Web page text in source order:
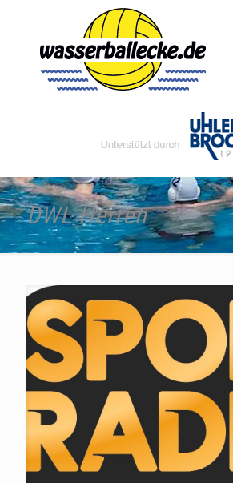
DWL Herren